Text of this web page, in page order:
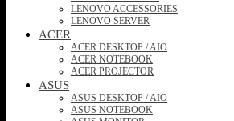
LENOVO ACCESSORIES
LENOVO SERVER
ACER
ACER DESKTOP / AIO
ACER NOTEBOOK
ACER PROJECTOR
ASUS
ASUS DESKTOP / AIO
ASUS NOTEBOOK